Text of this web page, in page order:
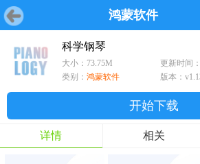
鸿蒙软件
游戏
软件 鸿蒙
游戏 软件
科学钢琴
大小：73.75M
更新时间
类别： 鸿蒙软件 版本：
开始下载
详情 相关